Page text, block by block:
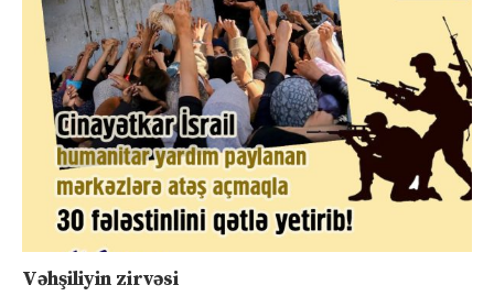
Vəhşiliyin zirvəsi